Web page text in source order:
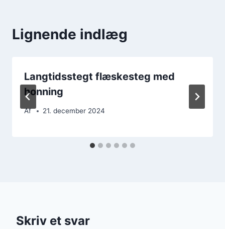
Lignende indlæg
Langtidsstegt flæskesteg med
honning
Af 21. december 2024
Skriv et svar